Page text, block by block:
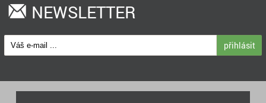
NEWSLETTER
přihlásit